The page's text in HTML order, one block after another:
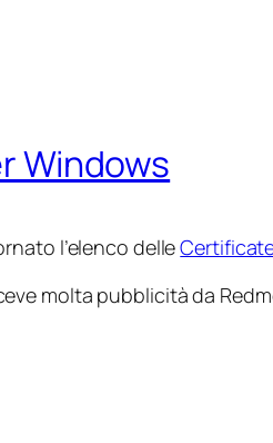
Windows
l’elenco delle
molta pubblicità da